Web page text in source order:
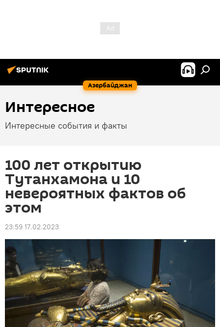
Азербайджан
Интересное
Интересные события и факты
100 лет открытию
Тутанхамона и 10
невероятных фактов об
этом
23:59 17.02.2023